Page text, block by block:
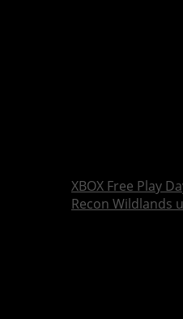
XBOX Free Play
Recon Wildlands